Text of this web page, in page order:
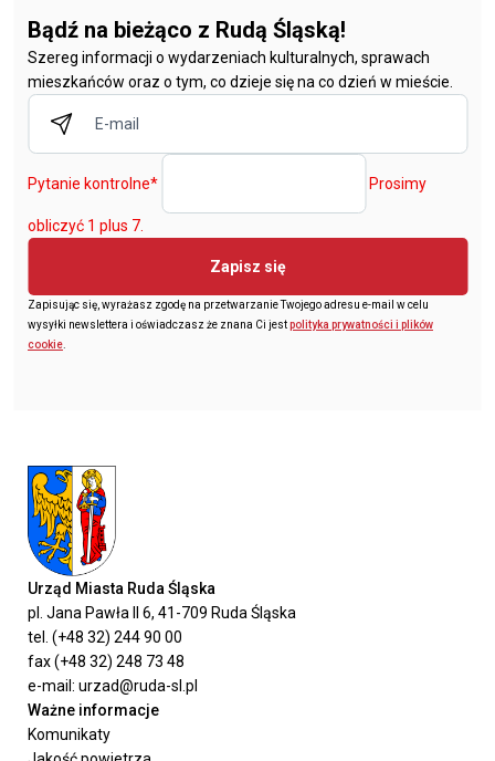
Bądź na bieżąco z Rudą Śląską!
Szereg informacji o wydarzeniach kulturalnych, sprawach
mieszkańców oraz o tym, co dzieje się na co dzień w mieście.
Pytanie kontrolne* Prosimy
obliczyć 1 plus 7.
Zapisz się
Zapisując się, wyrażasz zgodę na przetwarzanie Twojego adresu e-mail w celu
wysyłki newslettera i oświadczasz że znana Ci jestpolityka prywatności i plików
cookie
Urząd Miasta Ruda Śląska
pl. Jana Pawła II 6, 41-709 Ruda Śląska
tel. (+48 32) 244 90 00
fax (+48 32) 248 73 48
e-mail: urzad@ruda-sl.pl
Ważne informacje
Komunikaty